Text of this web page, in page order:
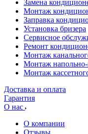
Замена
Монтаж
Заправка
Установка бризера
Сервисное
Ремонт
Монтаж
Монтаж напольно-
Монтаж
Доставка и оплата
Гарантия
О нас
О компании
Отзывы